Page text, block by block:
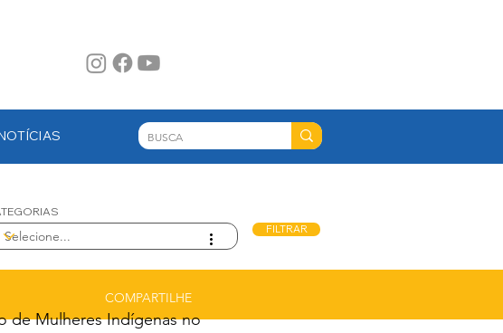
uma boa leitura e esperamos que as informações apresentadas
Aproveite!
FILTRAR
COMPARTILHE
de Mulheres Indígenas no